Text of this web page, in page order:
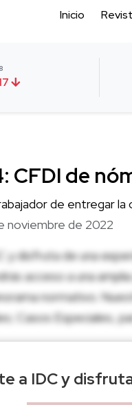
Inicio
CFDI de
de entregar
noviembre de 2022
y disfruta de una
acceso a una
normativo.
Casos Especiales,
a IDC y